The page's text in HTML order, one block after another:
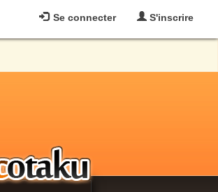
Se connecter S'inscrire